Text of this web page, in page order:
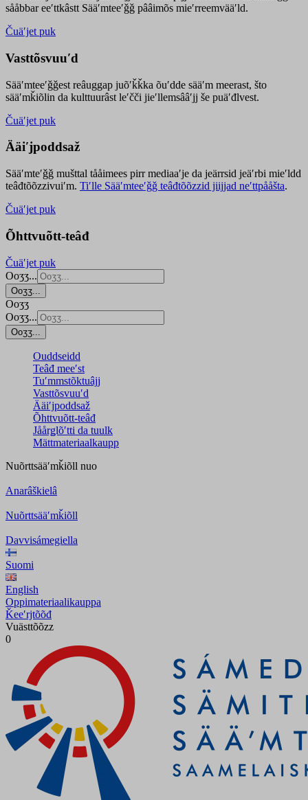
sååbbar eeʹttkâstt Sääʹmteeʹǧǧ pââimõs mieʹrreemvääʹld.
Čuäʹjet puk
Vasttõsvuuʹd
Sääʹmteeʹǧǧest reâuggap juõʹǩǩka õuʹdde sääʹm meerast, što
sääʹmǩiõlin da kulttuurâst leʹčči jieʹllemsââʹjj še puäʹđlvest.
Čuäʹjet puk
Ääiʹjpoddsaž
Sääʹmteʹǧǧ mušttal tååimees pirr mediaaʹje da jeärrsid jeäʹrbi mieʹldd
teâđtõõzzivuiʹm. Tiʹlle Sääʹmteeʹǧǧ teâđtõõzzid jiijjad neʹttpååšta.
Čuäʹjet puk
Õhttvuõtt-teâđ
Čuäʹjet puk
Ooʒʒ...
Ooʒʒ...
Ooʒʒ
Ooʒʒ...
Ooʒʒ...
Ouddseidd
Teâđ meeʹst
Tuʹmmstõktuâjj
Vasttõsvuuʹd
Ääiʹjpoddsaž
Õhttvuõtt-teâđ
Jåårǥlõʹtti da tuulk
Mättmateriaalkaupp
Nuõrttsääʹmǩiõll nuo
Anarâškielâ
Nuõrttsääʹmǩiõll
Davvisámegiella
Suomi
English
Oppimateriaalikauppa
Ǩeeʹrjtõõđ
Vuästtõõzz
0